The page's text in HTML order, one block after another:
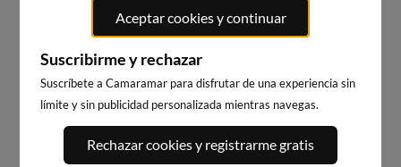
PORT ANDRATX
134km · Andratx
PLAYA EL MASNOU
Aceptar cookies y continuar
Suscribirme y rechazar
Suscríbete a Camaramar para disfrutar de una experiencia sin
límite y sin publicidad personalizada mientras navegas.
Rechazar cookies y registrarme gratis